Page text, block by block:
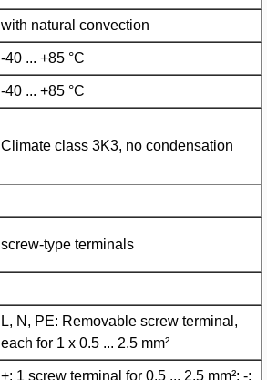
with natural convection
-40 ... +85 °C
-40 ... +85 °C
Climate class 3K3, no condensation
screw-type terminals
L, N, PE: Removable screw terminal,
each for 1 x 0.5 ... 2.5 mm²
+: 1 screw terminal for 0.5 ... 2.5 mm²; -: